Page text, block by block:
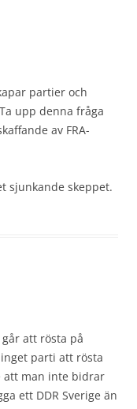
partier och
upp denna fråga
av FRA-
sjunkande skeppet.
att rösta på
parti att rösta
att man inte bidrar
ett DDR Sverige än